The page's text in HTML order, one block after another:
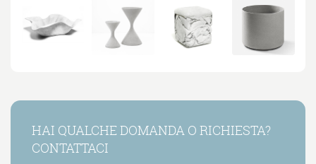
HAI QUALCHE DOMANDA O RICHIESTA?
CONTATTACI